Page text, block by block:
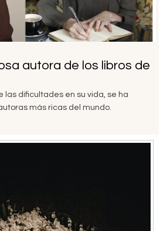
autora de los libros de
las dificultades en su vida, se ha
más ricas del mundo.